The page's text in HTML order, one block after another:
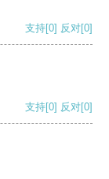
支持[0] 反对[0]
支持[0] 反对[0]